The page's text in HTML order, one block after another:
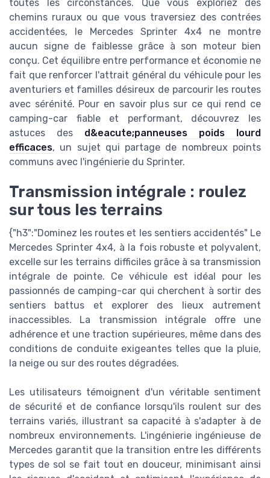
toutes les circonstances. Que vous exploriez des
chemins ruraux ou que vous traversiez des contrées
accidentées, le Mercedes Sprinter 4x4 ne montre
aucun signe de faiblesse grâce à son moteur bien
conçu. Cet équilibre entre performance et économie ne
fait que renforcer l'attrait général du véhicule pour les
aventuriers et familles désireux de parcourir les routes
avec sérénité. Pour en savoir plus sur ce qui rend ce
camping-car fiable et performant, découvrez les
astuces des d&eacute;panneuses poids lourd
efficaces, un sujet qui partage de nombreux points
communs avec l'ingénierie du Sprinter.
Transmission intégrale : roulez
sur tous les terrains
{"h3":"Dominez les routes et les sentiers accidentés" Le
Mercedes Sprinter 4x4, à la fois robuste et polyvalent,
excelle sur les terrains difficiles grâce à sa transmission
intégrale de pointe. Ce véhicule est idéal pour les
passionnés de camping-car qui cherchent à sortir des
sentiers battus et explorer des lieux autrement
inaccessibles. La transmission intégrale offre une
adhérence et une traction supérieures, même dans des
conditions de conduite exigeantes telles que la pluie,
la neige ou sur des routes dégradées.
Les utilisateurs témoignent d'un véritable sentiment
de sécurité et de confiance lorsqu'ils roulent sur des
terrains variés, illustrant sa capacité à s'adapter à de
nombreux environnements. L'ingénierie ingénieuse de
Mercedes garantit que la transition entre les différents
types de sol se fait tout en douceur, minimisant ainsi